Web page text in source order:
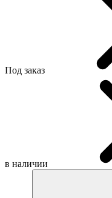
Под заказ
в наличии